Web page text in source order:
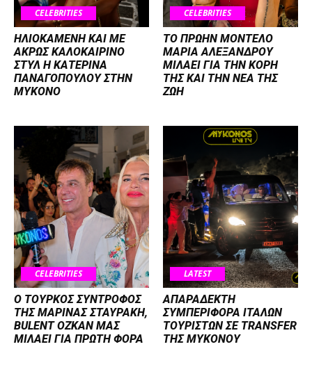
CELEBRITIES
ΗΛΙΟΚΑΜΕΝΗ ΚΑΙ ΜΕ
ΑΚΡΩΣ ΚΑΛΟΚΑΙΡΙΝΟ
ΣΤΥΛ Η ΚΑΤΕΡΙΝΑ
ΠΑΝΑΓΟΠΟΥΛΟΥ ΣΤΗΝ
ΜΥΚΟΝΟ
CELEBRITIES
ΤΟ ΠΡΩΗΝ ΜΟΝΤΕΛΟ
ΜΑΡΙΑ ΑΛΕΞΑΝΔΡΟΥ
ΜΙΛΑΕΙ ΓΙΑ ΤΗΝ ΚΟΡΗ
ΤΗΣ ΚΑΙ ΤΗΝ ΝΕΑ ΤΗΣ
ΖΩΗ
CELEBRITIES
Ο ΤΟΥΡΚΟΣ ΣΥΝΤΡΟΦΟΣ
ΤΗΣ ΜΑΡΙΝΑΣ ΣΤΑΥΡΑΚΗ,
BULENT OZKAN ΜΑΣ
ΜΙΛΑΕΙ ΓΙΑ ΠΡΩΤΗ ΦΟΡΑ
LATEST
ΑΠΑΡΑΔΕΚΤΗ
ΣΥΜΠΕΡΙΦΟΡΑ ΙΤΑΛΩΝ
ΤΟΥΡΙΣΤΩΝ ΣΕ TRANSFER
ΤΗΣ ΜΥΚΟΝΟΥ